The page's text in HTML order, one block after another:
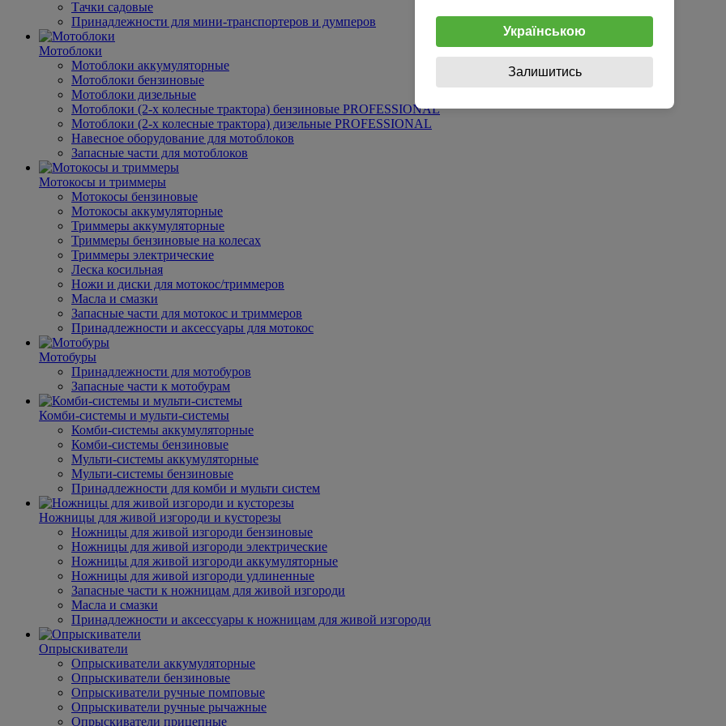
Тачки садовые
Принадлежности для мини-транспортеров и думперов
Мотоблоки
Мотоблоки аккумуляторные
Мотоблоки бензиновые
Мотоблоки дизельные
Мотоблоки (2-х колесные трактора) бензиновые PROFESSIONAL
Мотоблоки (2-х колесные трактора) дизельные PROFESSIONAL
Навесное оборудование для мотоблоков
Запасные части для мотоблоков
Мотокосы и триммеры
Мотокосы бензиновые
Мотокосы аккумуляторные
Триммеры аккумуляторные
Триммеры бензиновые на колесах
Триммеры электрические
Леска косильная
Ножи и диски для мотокос/триммеров
Масла и смазки
Запасные части для мотокос и триммеров
Принадлежности и аксессуары для мотокос
Мотобуры
Принадлежности для мотобуров
Запасные части к мотобурам
Комби-системы и мульти-системы
Комби-системы аккумуляторные
Комби-системы бензиновые
Мульти-системы аккумуляторные
Мульти-системы бензиновые
Принадлежности для комби и мульти систем
Ножницы для живой изгороди и кусторезы
Ножницы для живой изгороди бензиновые
Ножницы для живой изгороди электрические
Ножницы для живой изгороди аккумуляторные
Ножницы для живой изгороди удлиненные
Запасные части к ножницам для живой изгороди
Масла и смазки
Принадлежности и аксессуары к ножницам для живой изгороди
Опрыскиватели
Опрыскиватели аккумуляторные
Опрыскиватели бензиновые
Опрыскиватели ручные помповые
Опрыскиватели ручные рычажные
Опрыскиватели прицепные
Українською
Залишитись